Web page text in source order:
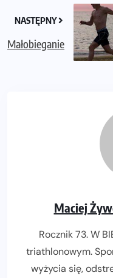
NASTĘPNY
Małobieganie
Maciej
Rocznik 73. W
triathlonowym.
wyżycia się,